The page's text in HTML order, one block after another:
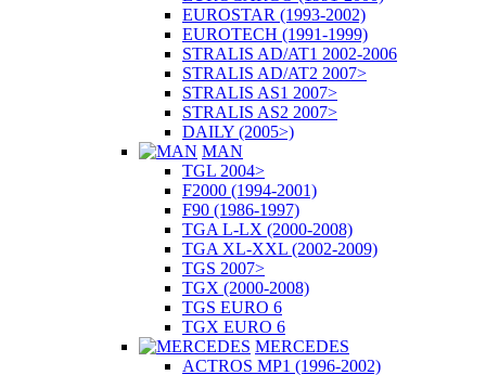
EUROSTAR (1993-2002)
EUROTECH (1991-1999)
STRALIS AD/AT1 2002-2006
STRALIS AD/AT2 2007>
STRALIS AS1 2007>
STRALIS AS2 2007>
DAILY (2005>)
MAN
TGL 2004>
F2000 (1994-2001)
F90 (1986-1997)
TGA L-LX (2000-2008)
TGA XL-XXL (2002-2009)
TGS 2007>
TGX (2000-2008)
TGS EURO 6
TGX EURO 6
MERCEDES
ACTROS MP1 (1996-2002)